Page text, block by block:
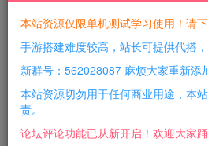
积分免费兑换！
游戏介绍：
【解压后根据教程打
100%进游戏】
本站资源仅限单机测试学习使用！请
手游搭建难度较高，站长可提供代搭
新群号：562028087 麻烦大家重新添
本站资源切勿用于任何商业用途，本
责。
论坛评论功能已从新开启！欢迎大家踊